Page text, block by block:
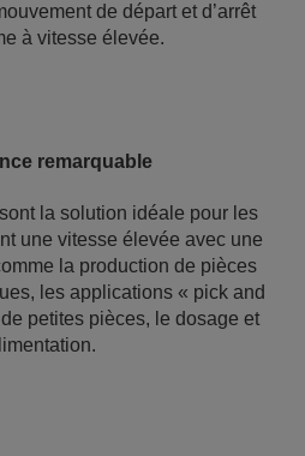
de départ et d’arrêt
à vitesse élevée.
remarquable
la solution idéale pour les
une vitesse élevée avec une
la production de pièces
les applications « pick and
petites pièces, le dosage et